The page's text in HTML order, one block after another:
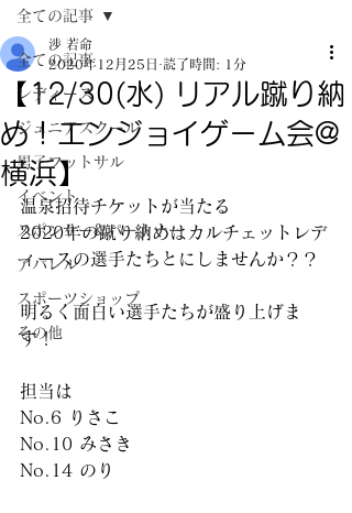
全ての記事
レディース
ジュニアスクール
男子フットサル
イベント
スポンサー&パートナー
アパレル
スポーツショップ
その他
全ての記事
【12/30(水) リアル蹴り納
め！エンジョイゲーム会@
横浜】
渉 若命
2020年12月25日 読了時間: 1分
温泉招待チケットが当たる
2020年の蹴り納めはカルチェットレデ
ィースの選手たちとにしませんか？？
明るく面白い選手たちが盛り上げま
す！
担当は
No.6 りさこ
No.10 みさき
No.14 のり